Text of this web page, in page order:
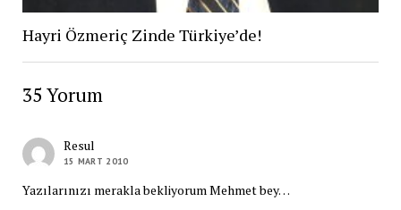
Hayri Özmeriç Zinde Türkiye’de!
35 Yorum
Resul
15 MART 2010
Yazılarınızı merakla bekliyorum Mehmet bey…